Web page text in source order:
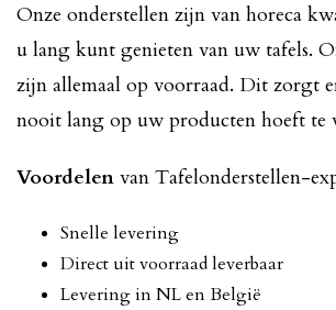
Onze onderstellen zijn van horeca
u lang kunt genieten van uw tafels.
zijn allemaal op voorraad. Dit zorgt
nooit lang op uw producten hoeft te
Voordelen van Tafelonderstellen-
Snelle levering
Direct uit voorraad leverbaar
Levering in NL en België